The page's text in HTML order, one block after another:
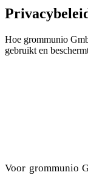
Hoe grommunio
gebruikt en
Voor grommunio